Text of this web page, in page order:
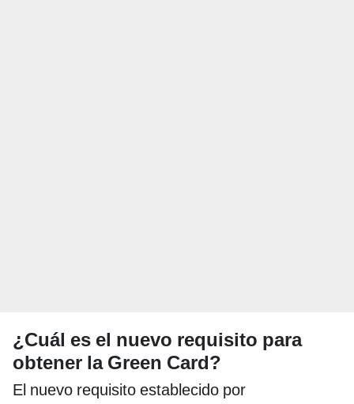
¿Cuál es el nuevo requisito para
obtener la Green Card?
El nuevo requisito establecido por